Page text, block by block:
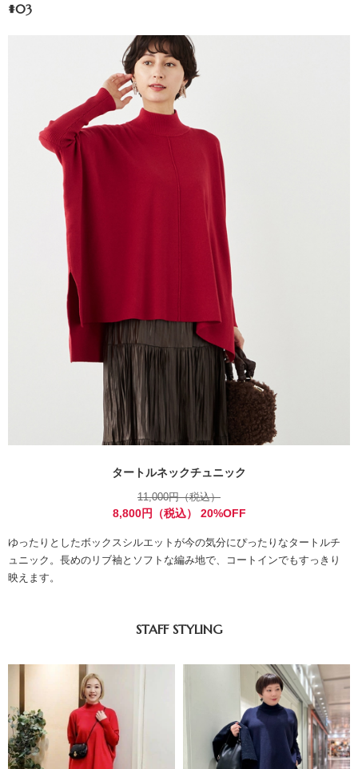
#03
タートルネックチュニック
11,000円（税込）
8,800円（税込） 20%OFF
ゆったりとしたボックスシルエットが今の気分にぴったりなタートルチ
ュニック。長めのリブ袖とソフトな編み地で、コートインでもすっきり
映えます。
STAFF STYLING